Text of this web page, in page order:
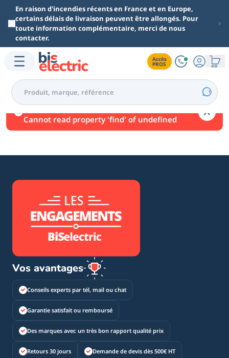
Aller au contenu principal
En raison d'incendies récents en France et en Europe,
certains délais de livraison peuvent être allongés. Pour
toute information complémentaire, merci de nous
contacter.
Accès
PROS
Une erreur est survenue.
Cannot read property 'find' of undefined
Vos avantages
Conseils experts par tél, mail ou chat
Garantie satisfait ou remboursé
Des marques avec un très bon rapport qualité prix
Retours 30 jours Demande de devis dès 500€ HT